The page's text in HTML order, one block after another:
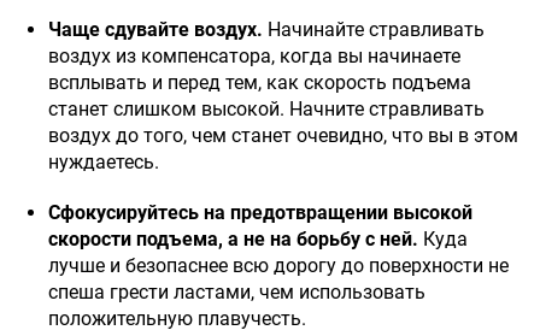
Чаще сдувайте воздух. Начинайте стравливать
воздух из компенсатора, когда вы начинаете
всплывать и перед тем, как скорость подъема
станет слишком высокой. Начните стравливать
воздух до того, чем станет очевидно, что вы в этом
нуждаетесь.
Сфокусируйтесь на предотвращении высокой
скорости подъема, а не на борьбу с ней. Куда
лучше и безопаснее всю дорогу до поверхности не
спеша грести ластами, чем использовать
положительную плавучесть.